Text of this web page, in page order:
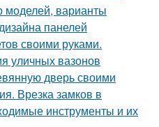
варианты
панелей
своими руками.
уличных вазонов
дверь своими
Врезка замков в
инструменты и их